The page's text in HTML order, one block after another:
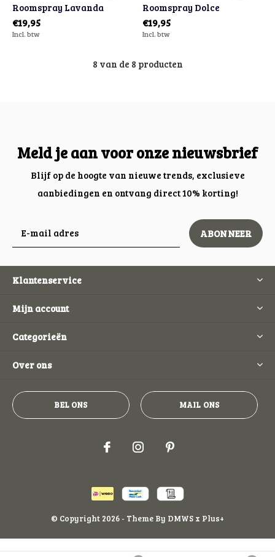
Roomspray Lavanda
€19,95
Incl. btw
Roomspray Dolce
€19,95
Incl. btw
8 van de 8 producten
Meld je aan voor onze nieuwsbrief
Blijf op de hoogte van nieuwe trends, exclusieve
aanbiedingen en ontvang direct 10% korting!
ABONNEER
Klantenservice
Mijn account
Categorieën
Over ons
BEL ONS MAIL ONS
© Copyright 2026 - Theme By DMWS x Plus+